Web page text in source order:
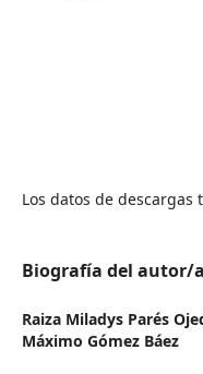
Los datos de
Biografía del autor/a
Raiza Miladys Parés
Máximo Gómez Báez